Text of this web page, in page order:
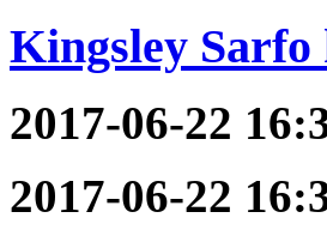
Kingsley
2017-06-22
2017-06-22